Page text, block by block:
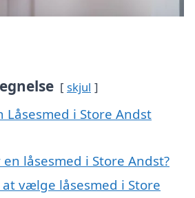
skjul
Låsesmed i Store Andst
låsesmed i Store Andst?
vælge låsesmed i Store